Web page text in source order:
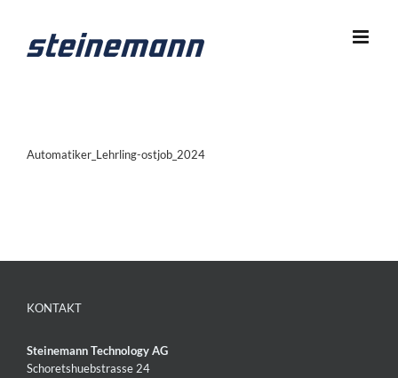
springen
Automatiker_Lehrling-ostjob_2024
KONTAKT
Steinemann Technology AG
Schoretshuebstrasse 24